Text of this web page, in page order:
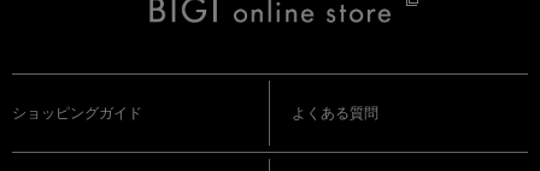
ショッピングガイド よくある質問